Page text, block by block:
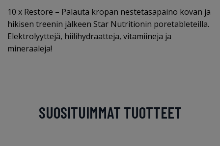
10 x Restore – Palauta kropan nestetasapaino kovan ja
hikisen treenin jälkeen Star Nutritionin poretableteilla.
Elektrolyyttejä, hiilihydraatteja, vitamiineja ja
mineraaleja!
SUOSITUIMMAT TUOTTEET